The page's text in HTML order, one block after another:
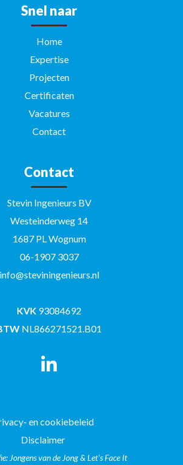
Snel naar
Home
Expertise
Projecten
Certificaten
Vacatures
Contact
Contact
Stevin Ingenieurs BV
Westeinderweg 14
1687 PL Wognum
06-1907 3037
info@steviningenieurs.nl
KVK 93084692
NL866271521.B01
en cookiebeleid
Disclaimer
Jongens van de Jong & Let's Face It